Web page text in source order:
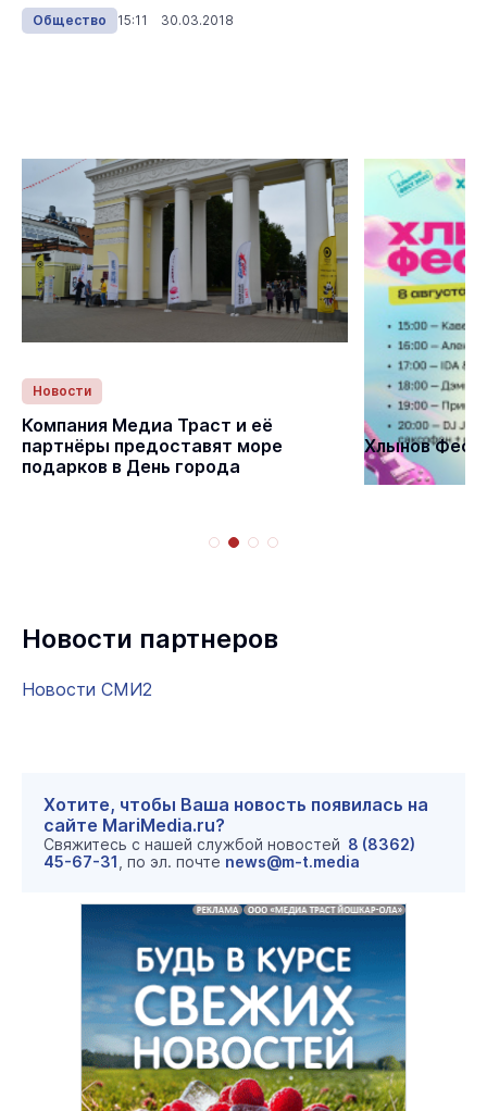
еженедельно.
Общество 15:11 30.03.2018
Новости
Компания Медиа Траст и её
партнёры предоставят море
подарков в День города
Статьи
Хлынов Фест
Новости партнеров
Новости СМИ2
Хотите, чтобы Ваша новость появилась на
сайте MariMedia.ru?
Свяжитесь с нашей службой новостей 8 (8362)
45-67-31 , по эл. почте news@m-t.media